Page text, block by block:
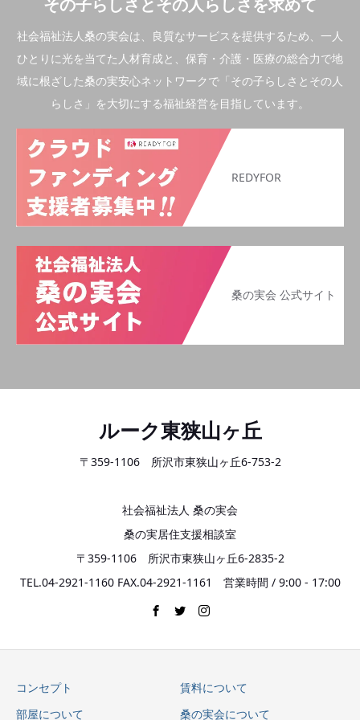
その子らしさとその人らしさを求めて
社会福祉法人桑の実会は、良質なサービスを提供するため、一人
ひとりに光を当てた人材育成と、保育・介護・医療の総合力で地
域に根ざした桑の実安心ネットワークで「その子らしさとその人
らしさ」を大切にする福祉経営を目指しています。
REDYFOR
桑の実会 公式サイト
ルーク東狭山ヶ丘
〒359-1106 所沢市東狭山ヶ丘6-753-2
社会福祉法人 桑の実会
桑の実居住支援相談室
〒359-1106 所沢市東狭山ヶ丘6-2835-2
TEL.04-2921-1160 FAX.04-2921-1161 営業時間 / 9:00 - 17:00
コンセプト
賃料について
部屋について
桑の実会について